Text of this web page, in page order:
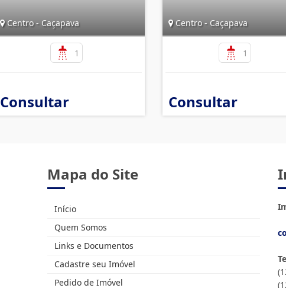
Centro - Caçapava
1
Consultar
Centro - Caçapava
1
Consultar
Mapa do Site
Início
Quem Somos
Links e Documentos
Cadastre seu Imóvel
Pedido de Imóvel